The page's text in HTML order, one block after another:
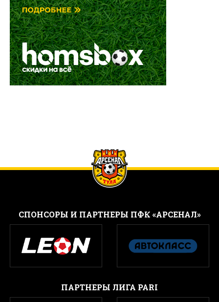
CПОНСОРЫ И ПАРТНЕРЫ ПФК «АРСЕНАЛ»
ПАРТНЕРЫ ЛИГА PARI